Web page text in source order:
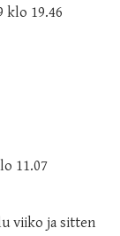
klo 19.46
11.07
viiko ja sitten